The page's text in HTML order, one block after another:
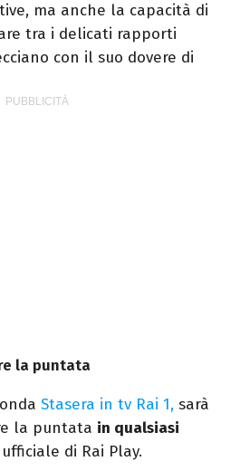
ma anche la capacità di
tra i delicati rapporti
con il suo dovere di
la puntata
Stasera in tv Rai 1, sarà
la puntata in qualsiasi
di Rai Play.